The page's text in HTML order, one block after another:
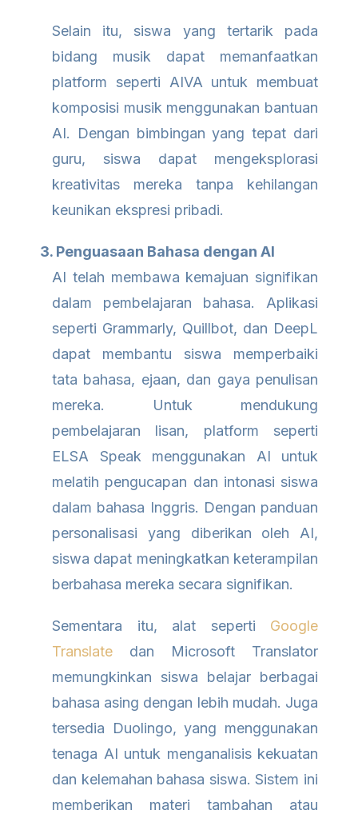
Selain itu, siswa yang tertarik pada
bidang musik dapat memanfaatkan
platform seperti AIVA untuk membuat
komposisi musik menggunakan bantuan
AI. Dengan bimbingan yang tepat dari
guru, siswa dapat mengeksplorasi
kreativitas mereka tanpa kehilangan
keunikan ekspresi pribadi.
3. Penguasaan Bahasa dengan AI
AI telah membawa kemajuan signifikan
dalam pembelajaran bahasa. Aplikasi
seperti Grammarly, Quillbot, dan DeepL
dapat membantu siswa memperbaiki
tata bahasa, ejaan, dan gaya penulisan
mereka. Untuk mendukung
pembelajaran lisan, platform seperti
ELSA Speak menggunakan AI untuk
melatih pengucapan dan intonasi siswa
dalam bahasa Inggris. Dengan panduan
personalisasi yang diberikan oleh AI,
siswa dapat meningkatkan keterampilan
berbahasa mereka secara signifikan.
Sementara itu, alat seperti Google
Translate dan Microsoft Translator
memungkinkan siswa belajar berbagai
bahasa asing dengan lebih mudah. Juga
tersedia Duolingo, yang menggunakan
tenaga AI untuk menganalisis kekuatan
dan kelemahan bahasa siswa. Sistem ini
memberikan materi tambahan atau